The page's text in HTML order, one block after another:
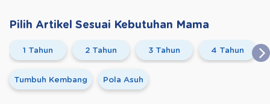
Pilih Artikel Sesuai Kebutuhan Mama
1 Tahun 2 Tahun 3 Tahun 4 Tahun
Tumbuh Kembang Pola Asuh